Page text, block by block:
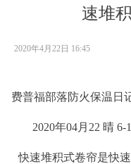
速堆
2020年4月22日 16:45
费普福部落防火保温日
2020年04月22 晴
快速堆积式卷帘是快